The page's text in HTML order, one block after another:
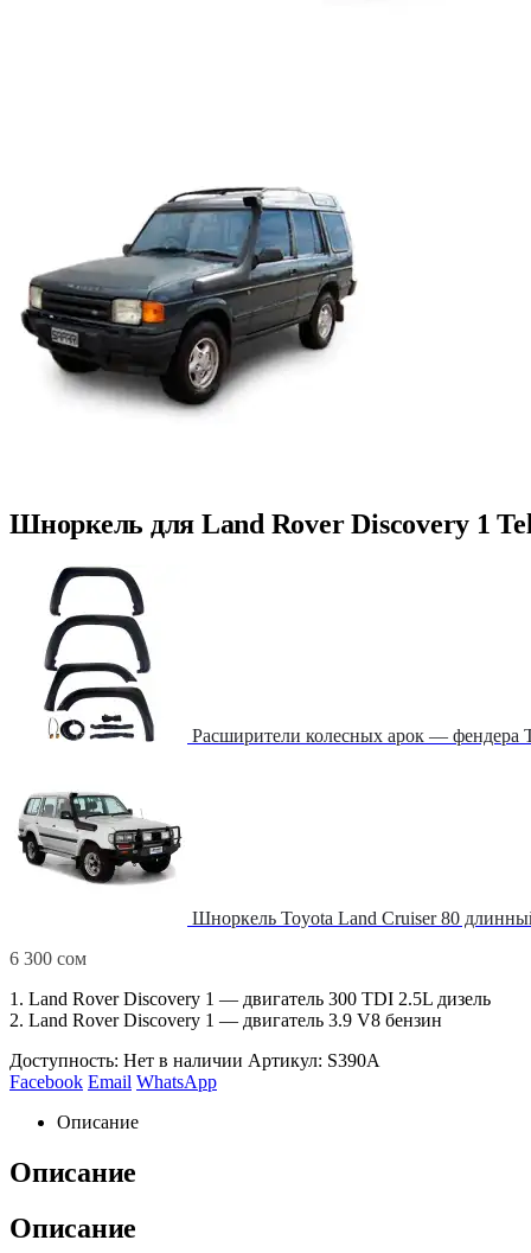
Шноркель для Land Rover Discovery 1
Расширители колесных арок — фендера
Шноркель Toyota Land Cruiser 80
6 300 сом
1. Land Rover Discovery 1 — двигатель 300 TDI 2.5L дизель
2. Land Rover Discovery 1 — двигатель 3.9 V8 бензин
Доступность: Нет в наличии Артикул: S390A
Facebook Email WhatsApp
Описание
Описание
Описание